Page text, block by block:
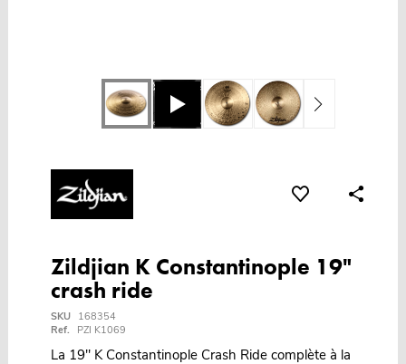
Zildjian K Constantinople 19"
crash ride
SKU
168354
Ref.
PZI K1069
La 19" K Constantinople Crash Ride complète à la